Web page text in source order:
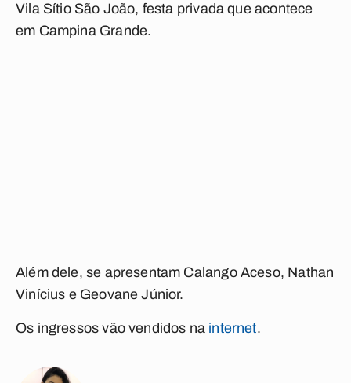
Vila Sítio São João, festa privada que acontece
em Campina Grande.
Além dele, se apresentam Calango Aceso, Nathan
Vinícius e Geovane Júnior.
Os ingressos vão vendidos na internet.